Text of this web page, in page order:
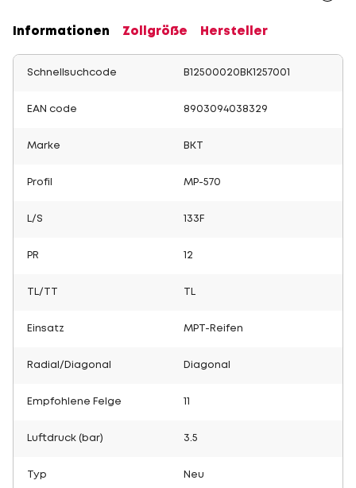
Informationen Zollgröße Hersteller
Schnellsuchcode B12500020BK1257001
EAN code 8903094038329
Marke BKT
Profil MP-570
L/S 133F
PR 12
TL/TT
Einsatz MPT-Reifen
Radial/Diagonal Diagonal
Empfohlene Felge
Luftdruck (bar) 3.5
Typ Neu